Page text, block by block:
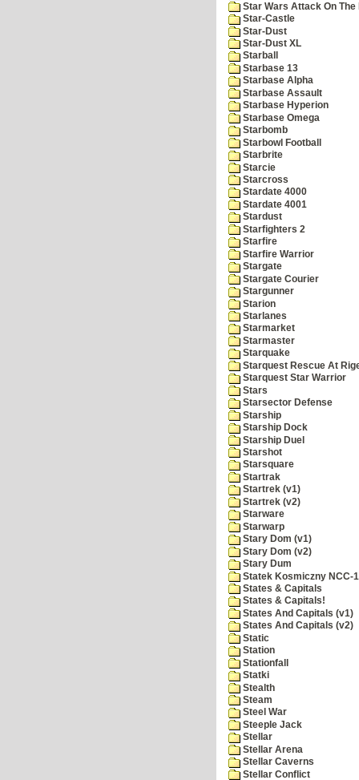
Star Wars Attack On The
Star-Castle
Star-Dust
Star-Dust XL
Starball
Starbase 13
Starbase Alpha
Starbase Assault
Starbase Hyperion
Starbase Omega
Starbomb
Starbowl Football
Starbrite
Starcie
Starcross
Stardate 4000
Stardate 4001
Stardust
Starfighters 2
Starfire
Starfire Warrior
Stargate
Stargate Courier
Stargunner
Starion
Starlanes
Starmarket
Starmaster
Starquake
Starquest Rescue At
Starquest Star Warrior
Stars
Starsector Defense
Starship
Starship Dock
Starship Duel
Starshot
Starsquare
Startrak
Startrek (v1)
Startrek (v2)
Starware
Starwarp
Stary Dom (v1)
Stary Dom (v2)
Stary Dum
Statek Kosmiczny NCC-
States & Capitals
States & Capitals!
States And Capitals (v1)
States And Capitals (v2)
Static
Station
Stationfall
Statki
Stealth
Steam
Steel War
Steeple Jack
Stellar
Stellar Arena
Stellar Caverns
Stellar Conflict